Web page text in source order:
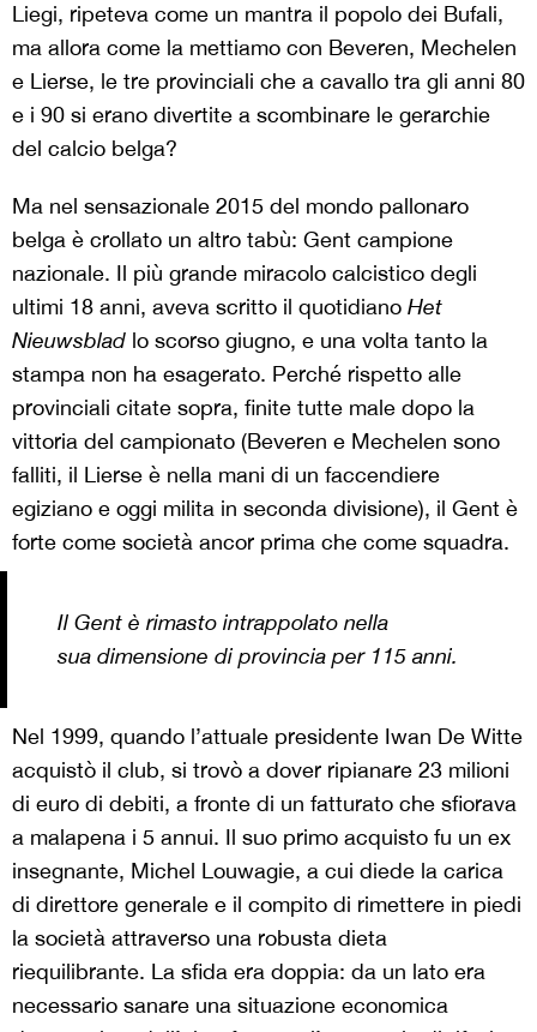
Liegi, ripeteva come un mantra il popolo dei Bufali,
ma allora come la mettiamo con Beveren, Mechelen
e Lierse, le tre provinciali che a cavallo tra gli anni 80
e i 90 si erano divertite a scombinare le gerarchie
del calcio belga?
Ma nel sensazionale 2015 del mondo pallonaro
belga è crollato un altro tabù: Gent campione
nazionale. Il più grande miracolo calcistico degli
ultimi 18 anni, aveva scritto il quotidiano Het
Nieuwsblad lo scorso giugno, e una volta tanto la
stampa non ha esagerato. Perché rispetto alle
provinciali citate sopra, finite tutte male dopo la
vittoria del campionato (Beveren e Mechelen sono
falliti, il Lierse è nella mani di un faccendiere
egiziano e oggi milita in seconda divisione), il Gent è
forte come società ancor prima che come squadra.
Il Gent è rimasto intrappolato nella
sua dimensione di provincia per 115 anni.
Nel 1999, quando l’attuale presidente Iwan De Witte
acquistò il club, si trovò a dover ripianare 23 milioni
di euro di debiti, a fronte di un fatturato che sfiorava
a malapena i 5 annui. Il suo primo acquisto fu un ex
insegnante, Michel Louwagie, a cui diede la carica
di direttore generale e il compito di rimettere in piedi
la società attraverso una robusta dieta
riequilibrante. La sfida era doppia: da un lato era
necessario sanare una situazione economica